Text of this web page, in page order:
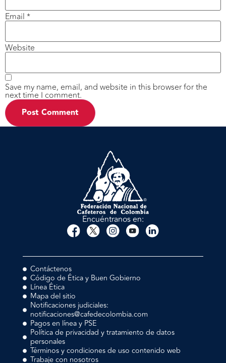
Email *
Website
Save my name, email, and website in this browser for the
next time I comment.
Encuéntranos en:
Contáctenos
Código de Ética y Buen Gobierno
Línea Ética
Mapa del sitio
Notificaciones judiciales:
notificaciones@cafedecolombia.com
Pagos en línea y PSE
Política de privacidad y tratamiento de datos
personales
Términos y condiciones de uso contenido web
Trabaje con nosotros